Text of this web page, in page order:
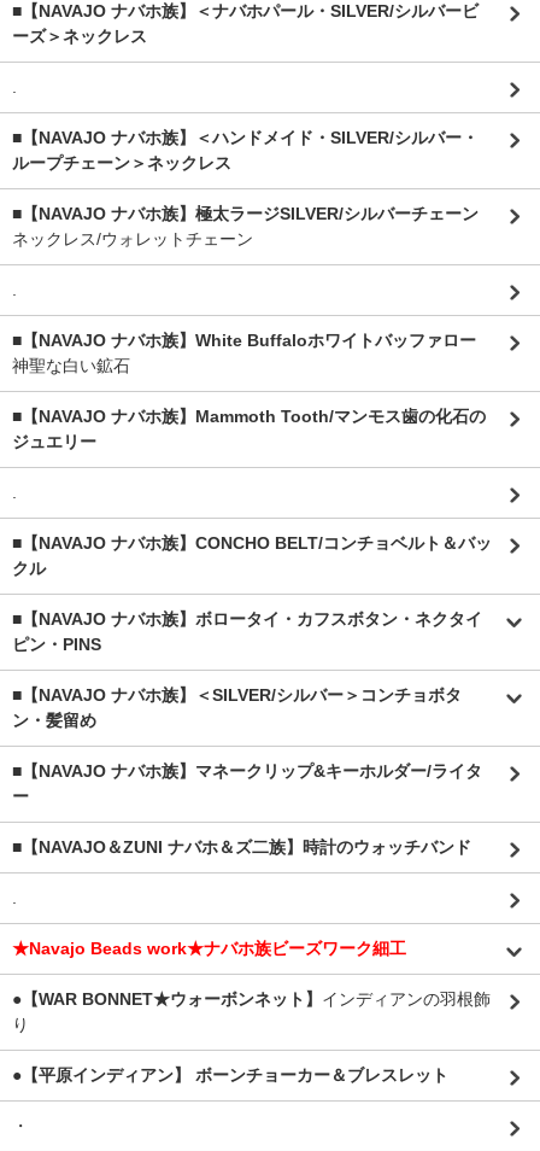
■【NAVAJO ナバホ族】＜ナバホパール・SILVER/シルバービ
ーズ＞ネックレス
.
■【NAVAJO ナバホ族】＜ハンドメイド・SILVER/シルバー・
ループチェーン＞ネックレス
■【NAVAJO ナバホ族】極太ラージSILVER/シルバーチェーン
ネックレス/ウォレットチェーン
.
■【NAVAJO ナバホ族】White Buffaloホワイトバッファロー
神聖な白い鉱石
■【NAVAJO ナバホ族】Mammoth Tooth/マンモス歯の化石の
ジュエリー
.
■【NAVAJO ナバホ族】CONCHO BELT/コンチョベルト＆バッ
クル
■【NAVAJO ナバホ族】ボロータイ・カフスボタン・ネクタイ
ピン・PINS
■【NAVAJO ナバホ族】＜SILVER/シルバー＞コンチョボタ
ン・髪留め
■【NAVAJO ナバホ族】マネークリップ&キーホルダー/ライタ
ー
■【NAVAJO＆ZUNI ナバホ＆ズ二族】時計のウォッチバンド
.
★Navajo Beads work★ナバホ族ビーズワーク細工
●【WAR BONNET★ウォーボンネット】 インディアンの羽根飾
り
●【平原インディアン】 ボーンチョーカー＆ブレスレット
・